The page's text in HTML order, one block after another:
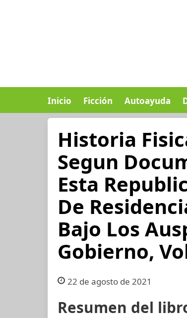
Inicio Ficción Autoayuda
Historia
Segun
Esta
De
Bajo Los
Gobierno,
22 de agosto de 2021
Resumen del